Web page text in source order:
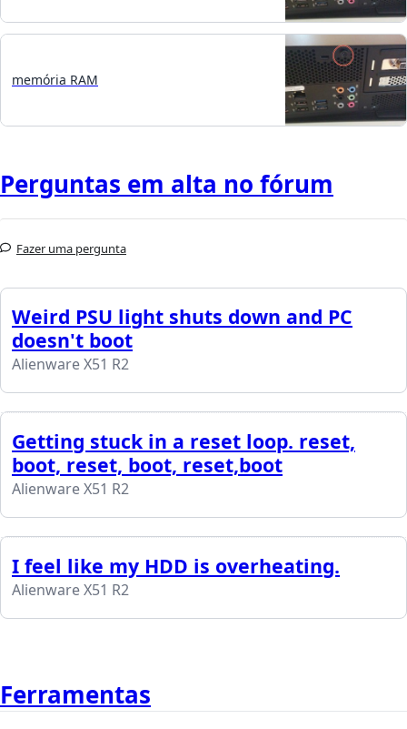
memória RAM
Perguntas em alta no fórum
Fazer uma pergunta
Weird PSU light shuts down and PC
doesn't boot
Alienware X51 R2
Getting stuck in a reset loop. reset,
boot, reset, boot, reset,boot
Alienware X51 R2
I feel like my HDD is overheating.
Alienware X51 R2
Ferramentas